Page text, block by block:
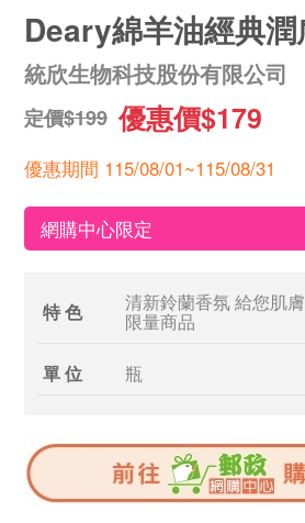
Deary綿羊油經典潤
統欣生物科技股份有限公司
定價$199 優惠價$179
優惠期間 115/08/01~115/08/31
網購中心限定
特 色 清新鈴蘭香氛 給您肌
限量商品
單 位 瓶